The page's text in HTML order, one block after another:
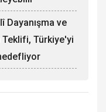
Dayanışma ve
Türkiye'yi